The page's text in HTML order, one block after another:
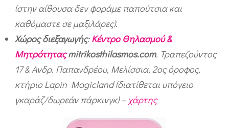
.
(στην αίθουσα δεν φοράμε παπούτσια και
καθόμαστε σε μαξιλάρες).
Χώρος διεξαγωγής:Κέντρο Θηλασμού &
Μητρότηταςmitrikosthilasmos.com. Τραπεζούντος
17 & Ανδρ. Παπανδρέου, Μελίσσια, 2ος όροφος,
κτήριο Lapin Magicland (διατίθεται υπόγειο
γκαράζ/δωρεάν πάρκινγκ) – χάρτης